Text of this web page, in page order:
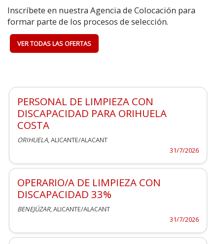
Inscríbete en nuestra Agencia de Colocación para
formar parte de los procesos de selección.
VER TODAS LAS OFERTAS
PERSONAL DE LIMPIEZA CON
DISCAPACIDAD PARA ORIHUELA
COSTA
ORIHUELA, ALICANTE/ALACANT
31/7/2026
OPERARIO/A DE LIMPIEZA CON
DISCAPACIDAD 33%
BENEJÚZAR, ALICANTE/ALACANT
31/7/2026